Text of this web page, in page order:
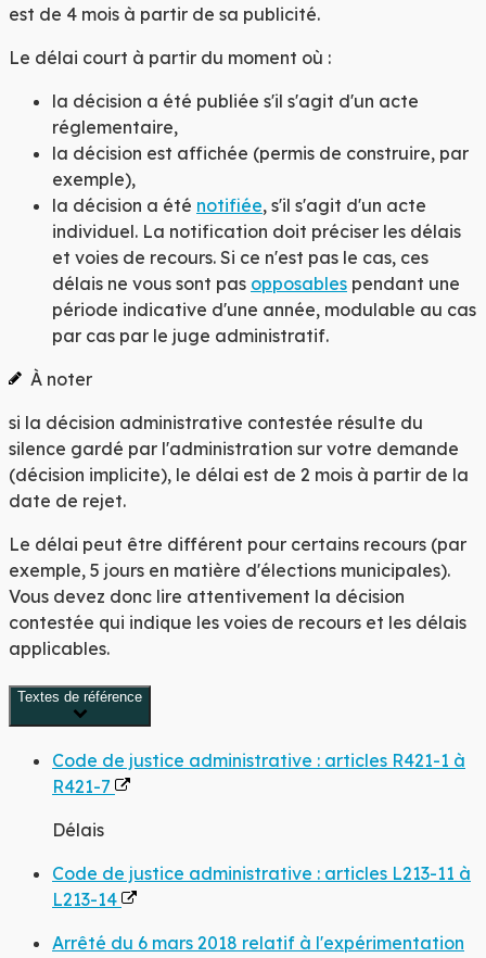
est de 4 mois à partir de sa publicité.
Le délai court à partir du moment où :
la décision a été publiée s'il s'agit d'un acte
réglementaire,
la décision est affichée (permis de construire, par
exemple),
la décision a été notifiée, s'il s'agit d'un acte
individuel. La notification doit préciser les délais
et voies de recours. Si ce n'est pas le cas, ces
délais ne vous sont pas opposables pendant une
période indicative d'une année, modulable au cas
par cas par le juge administratif.
À noter
si la décision administrative contestée résulte du
silence gardé par l'administration sur votre demande
(décision implicite), le délai est de 2 mois à partir de la
date de rejet.
Le délai peut être différent pour certains recours (par
exemple, 5 jours en matière d'élections municipales).
Vous devez donc lire attentivement la décision
contestée qui indique les voies de recours et les délais
applicables.
Textes de référence
Code de justice administrative : articles R421-1 à
R421-7
Délais
Code de justice administrative : articles L213-11 à
L213-14
Arrêté du 6 mars 2018 relatif à l'expérimentation